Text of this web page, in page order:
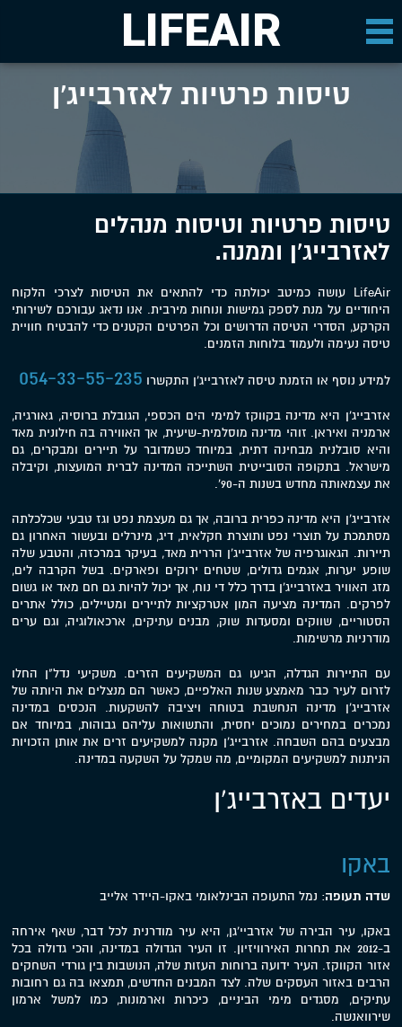
LIFEAIR
טיסות פרטיות לאזרבייג'ן
טיסות פרטיות וטיסות מנהלים
לאזרבייג'ן וממנה.
LifeAir עושה כמיטב יכולתה כדי להתאים את הטיסות לצרכי הלקוח
היחודיים על מנת לספק גמישות ונוחות מירבית. אנו נדאג עבורכם לשירותי
הקרקע, הסדרי הטיסה הדרושים וכל הפרטים הקטנים כדי להבטיח חוויית
טיסה נעימה ולעמוד בלוחות הזמנים.
למידע נוסף או הזמנת טיסה לאזרבייג'ן התקשרו 054-33-55-235
אזרבייג'ן היא מדינה בקווקז למימי הים הכספי, הגובלת ברוסיה, גאורגיה,
ארמניה ואיראן. זוהי מדינה מוסלמית-שיעית, אך האווירה בה חילונית מאד
והיא סובלנית מבחינה דתית, במיוחד כשמדובר על תיירים ומבקרים, גם
מישראל. בתקופה הסובייטית השתייכה המדינה לברית המועצות, וקיבלה
את עצמאותה מחדש בשנות ה-90'.
אזרבייג'ן היא מדינה כפרית ברובה, אך גם מעצמת נפט וגז טבעי שכלכלתה
מסתמכת על תוצרי נפט ותוצרת חקלאית, דיג, מינרלים ובעשור האחרון גם
תיירות. הגאוגרפיה של אזרבייג'ן הררית מאד, בעיקר במרכזה, והטבע שלה
שופע יערות, אגמים גדולים, שטחים ירוקים ופארקים. בשל הקרבה לים,
מזג האוויר באזרבייג'ן בדרך כלל די נוח, אך יכול להיות גם חם מאד או גשום
לפרקים. המדינה מציעה המון אטרקציות לתיירים ומטיילים, כולל אתרים
הסטוריים, שווקים ומסעדות שוק, מבנים עתיקים, ארכאולוגיה, וגם ערים
מודרניות מרשימות.
עם התיירות הגדלה, הגיעו גם המשקיעים הזרים. משקיעי נדל"ן החלו
לזרום לעיר כבר מאמצע שנות האלפיים, כאשר הם מנצלים את היותה של
אזרבייג'ן מדינה הנחשבת בטוחה ויציבה להשקעות. הנכסים במדינה
נמכרים במחירים נמוכים יחסית, והתשואות עליהם גבוהות, במיוחד אם
מבצעים בהם השבחה. אזרבייג'ן מקנה למשקיעים זרים את אותן הזכויות
הניתנות למשקיעים המקומיים, מה שמקל על השקעה במדינה.
יעדים באזרבייג'ן
באקו
שדה תעופה: נמל התעופה הבינלאומי באקו-היידר אלייב
באקו, עיר הבירה של אזרביי'גן, היא עיר מודרנית לכל דבר, שאף אירחה
ב-2012 את תחרות האירוויזיון. זו העיר הגדולה במדינה, והכי גדולה בכל
אזור הקווקז. העיר ידועה ברוחות העזות שלה, הנושבות בין גורדי השחקים
הרבים באזור העסקים שלה. לצד המבנים החדשים, תמצאו בה גם רחובות
עתיקים, מסגדים מימי הביניים, כיכרות וארמונות, כמו למשל ארמון
שירוואנשה.